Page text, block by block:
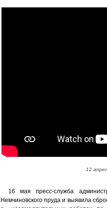
12
16 мая пресс-служба
Немчиновского пруда и выявила